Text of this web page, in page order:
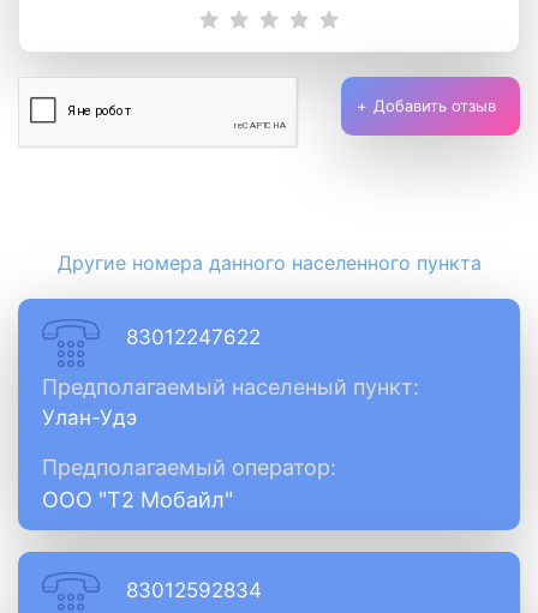
Добавить отзыв
Другие номера данного населенного пункта
83012247622
Предполагаемый населеный пункт:
Улан-Удэ
Предполагаемый оператор:
ООО "Т2 Мобайл"
83012592834